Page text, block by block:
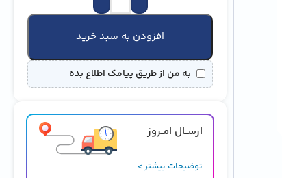
افزودن به سبد خرید
به من از طریق پیامک اطلاع بده
ارســال امــروز
توضیحات بیشتر >